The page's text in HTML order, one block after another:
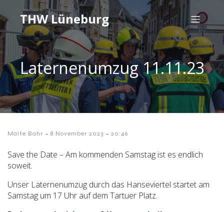
THW Lüneburg
Laternenumzug 11.11.23
Malte Bahr - 8 November 2023 - 20:46
Save the Date – Am kommenden Samstag ist es endlich
soweit.
Unser Laternenumzug durch das Hanseviertel startet am
Samstag um 17 Uhr auf dem Tartuer Platz.